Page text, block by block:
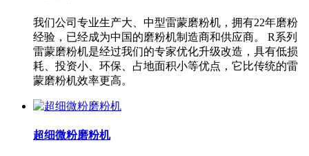
我们公司专业生产大、中型雷蒙磨粉机，拥有22年磨粉
经验，已经成为中国的磨粉机制造商和供应商。 R系列
雷蒙磨粉机是经过我们的专家优化升级改造，具有低损
耗、投资小、环保、占地面积小等优点，它比传统的雷
蒙磨粉机效率更高。
超细微粉磨粉机